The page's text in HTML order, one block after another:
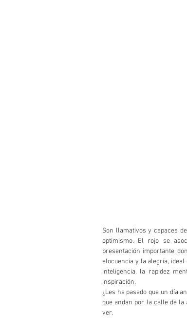
Son llamativos y capaces
optimismo. El rojo se
presentación importante
elocuencia y la alegría,
inteligencia, la rapidez
inspiración.
¿Les ha pasado que un día
que andan por la calle de la
ver.